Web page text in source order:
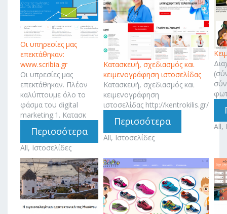
Οι υπηρεσίες μας
επεκτάθηκαν:
www.scribia.gr
Οι υπρεσίες μας
επεκτάθηκαν. Πλέον
καλύπτουμε όλο το
φάσμα του digital
marketing.1. Κατασκ
Περισσότερα
All, Ιστοσελίδες
Κατασκευή, σχεδιασμός και
κειμενογράφηση ιστοσελίδας
Κατασκευή, σχεδιασμός και
κειμενογράφηση
ιστοσελίδας http://kentrokilis.gr/
Περισσότερα
All, Ιστοσελίδες
All,